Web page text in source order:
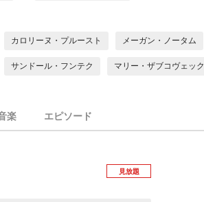
カロリーヌ・プルースト メーガン・ノータム
サンドール・フンテク マリー・ザブコヴェック
楽 エピソード
見放題